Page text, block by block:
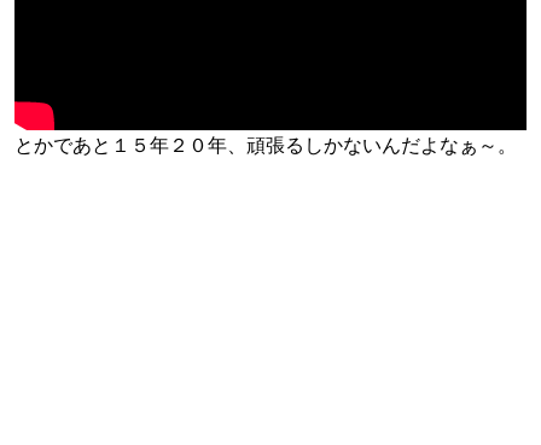
とかであと１５年２０年、頑張るしかないんだよなぁ～。